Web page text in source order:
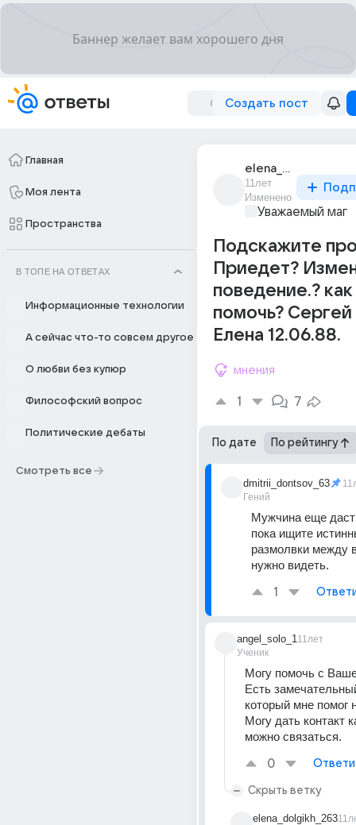
Создать пост
Главная
Моя лента
Пространства
В ТОПЕ НА ОТВЕТАХ
Информационные технологии
А сейчас что-то совсем другое
О любви без купюр
Философский вопрос
Политические дебаты
Смотреть все
elena_dolgikh_263
11лет
Изменено
Уважаемый маг
Подскажите
Приедет?
поведение.?
помочь? Сергей
Елена 12.06.88.
мнения
1 7
По дате По рейтингу
dmitrii_dontsov_63
Гений
Мужчина еще даст
пока ищите
размолвки между
нужно видеть.
1
angel_solo_1
Ученик
11лет
Могу помочь с
Есть
который мне помог
Могу дать контакт
можно связаться.
0
Скрыть ветку
elena_dolgikh_263